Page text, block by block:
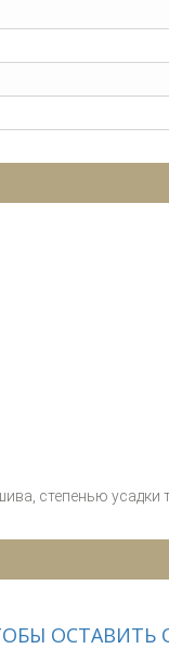
степенью усадки
ОСТАВИТЬ